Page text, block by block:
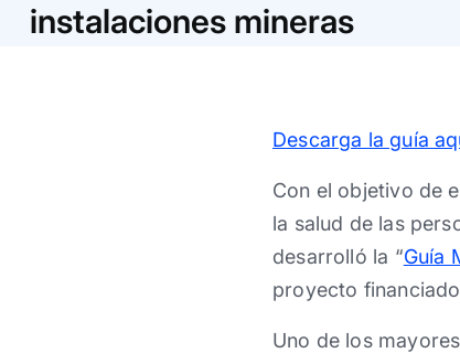
instalaciones mineras
Descarga la guía
Con el objetivo de
la salud de las
desarrolló la “Guía
proyecto
Uno de los